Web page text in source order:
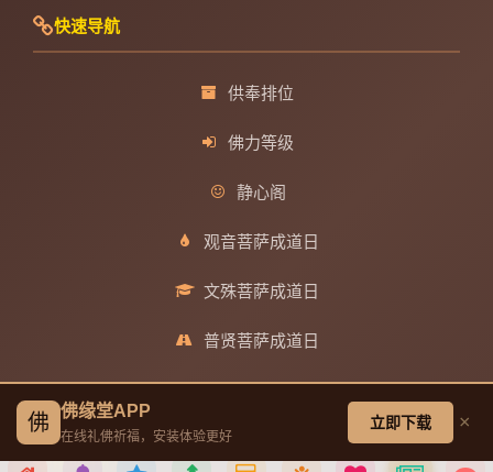
快速导航
供奉排位
佛力等级
静心阁
观音菩萨成道日
文殊菩萨成道日
普贤菩萨成道日
地藏王菩萨成道日
帮助中心
佛 佛缘堂APP
在线礼佛祈福，安装体验更好
立即下载 ×